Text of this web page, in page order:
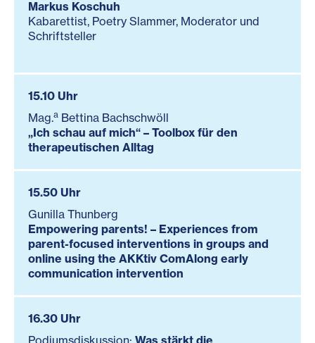
Markus Koschuh
Kabarettist, Poetry Slammer, Moderator und
Schriftsteller
15.10 Uhr
Mag.a Bettina Bachschwöll
„Ich schau auf mich“ – Toolbox für den
therapeutischen Alltag
15.50 Uhr
Gunilla Thunberg
Empowering parents! – Experiences from
parent-focused interventions in groups and
online using the AKKtiv ComAlong early
communication intervention
16.30 Uhr
Podiumsdiskussion: Was stärkt die